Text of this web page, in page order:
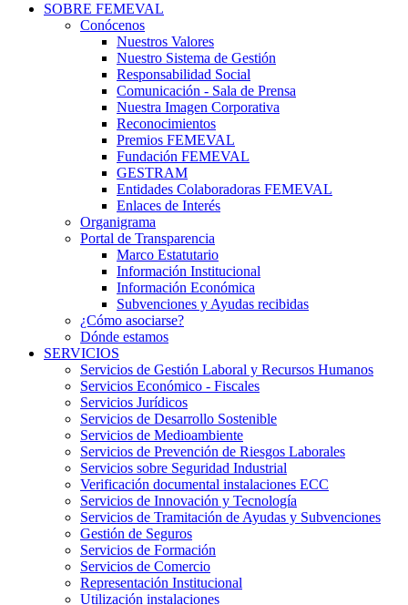
SOBRE FEMEVAL
Conócenos
Nuestros Valores
Nuestro Sistema de Gestión
Responsabilidad Social
Comunicación - Sala de Prensa
Nuestra Imagen Corporativa
Reconocimientos
Premios FEMEVAL
Fundación FEMEVAL
GESTRAM
Entidades Colaboradoras FEMEVAL
Enlaces de Interés
Organigrama
Portal de Transparencia
Marco Estatutario
Información Institucional
Información Económica
Subvenciones y Ayudas recibidas
¿Cómo asociarse?
Dónde estamos
SERVICIOS
Servicios de Gestión Laboral y Recursos Humanos
Servicios Económico - Fiscales
Servicios Jurídicos
Servicios de Desarrollo Sostenible
Servicios de Medioambiente
Servicios de Prevención de Riesgos Laborales
Servicios sobre Seguridad Industrial
Verificación documental instalaciones ECC
Servicios de Innovación y Tecnología
Servicios de Tramitación de Ayudas y Subvenciones
Gestión de Seguros
Servicios de Formación
Servicios de Comercio
Representación Institucional
Utilización instalaciones